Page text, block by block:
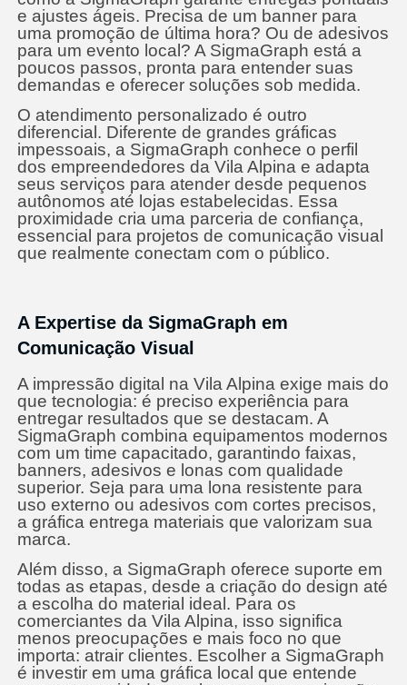
e ajustes ágeis. Precisa de um banner para
uma promoção de última hora? Ou de adesivos
para um evento local? A SigmaGraph está a
poucos passos, pronta para entender suas
demandas e oferecer soluções sob medida.
O atendimento personalizado é outro
diferencial. Diferente de grandes gráficas
impessoais, a SigmaGraph conhece o perfil
dos empreendedores da Vila Alpina e adapta
seus serviços para atender desde pequenos
autônomos até lojas estabelecidas. Essa
proximidade cria uma parceria de confiança,
essencial para projetos de comunicação visual
que realmente conectam com o público.
A Expertise da SigmaGraph em
Comunicação Visual
A impressão digital na Vila Alpina exige mais do
que tecnologia: é preciso experiência para
entregar resultados que se destacam. A
SigmaGraph combina equipamentos modernos
com um time capacitado, garantindo faixas,
banners, adesivos e lonas com qualidade
superior. Seja para uma lona resistente para
uso externo ou adesivos com cortes precisos,
a gráfica entrega materiais que valorizam sua
marca.
Além disso, a SigmaGraph oferece suporte em
todas as etapas, desde a criação do design até
a escolha do material ideal. Para os
comerciantes da Vila Alpina, isso significa
menos preocupações e mais foco no que
importa: atrair clientes. Escolher a SigmaGraph
é investir em uma gráfica local que entende